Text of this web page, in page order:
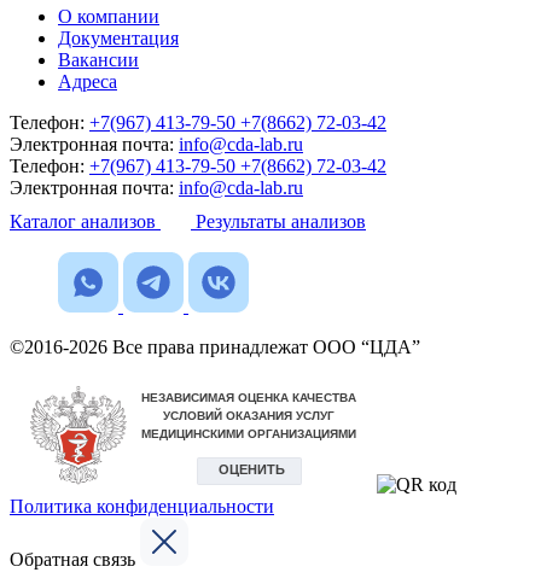
О компании
Документация
Вакансии
Адреса
Телефон: +7(967) 413-79-50 +7(8662) 72-03-42
Электронная почта: info@cda-lab.ru
Телефон: +7(967) 413-79-50 +7(8662) 72-03-42
Электронная почта: info@cda-lab.ru
Каталог анализов
Результаты анализов
©2016-2026 Все права принадлежат ООО “ЦДА”
Политика конфиденциальности
Обратная связь